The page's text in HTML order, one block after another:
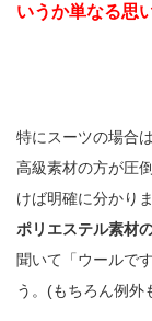
いうか単なる思
特にスーツの場合
高級素材の方が圧
けば明確に分かりま
ポリエステル素材
聞いて「ウールで
う。(もちろん例